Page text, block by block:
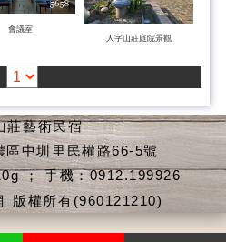
會議室
人字山莊庭院景觀
莊藝術民宿
區中圳里民權路66-5號
； 手機：0912.199926
版權所有(960121210)